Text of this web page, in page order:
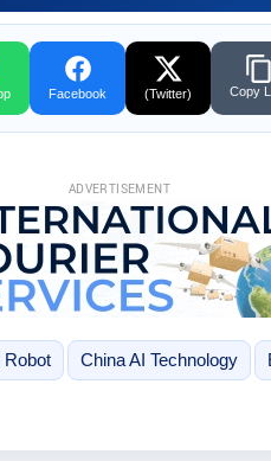
Facebook (Twitter) Copy
ADVERTISEMENT
Robot China AI Technology